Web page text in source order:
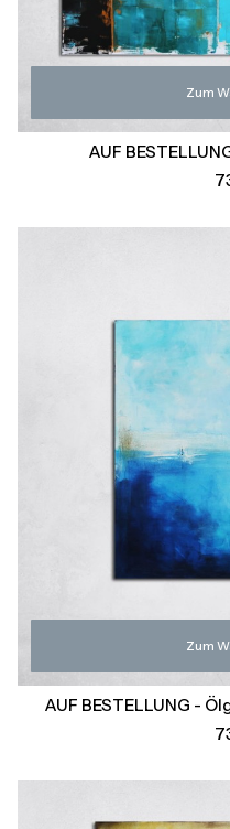
Zum
AUF
Zum
AUF BESTELLUNG -